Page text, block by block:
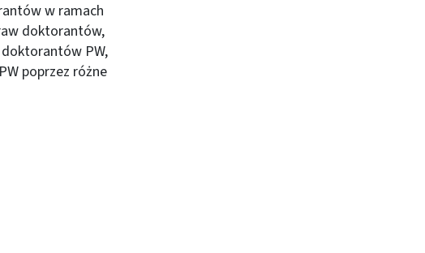
w ramach
doktorantów,
PW,
poprzez różne